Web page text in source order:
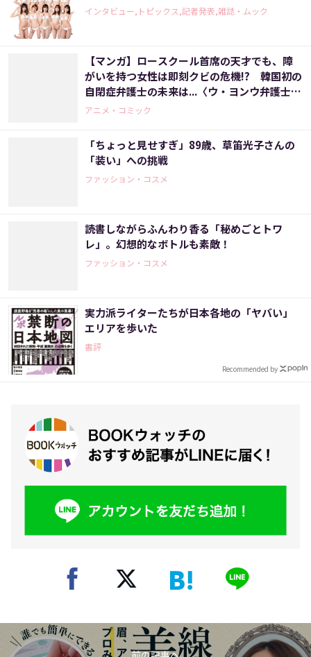
インタビュー,トピックス,記者発表,雑誌・ムック
【マンガ】ロースクール首席の天才でも、障
がいを持つ女性は即刻クビの危機!? 韓国初の
自閉症弁護士の未来は...〈ウ・ヨンウ弁護士は
天才肌(2)〉
アニメ・コミック
「ちょっと見せすぎ」89歳、草笛光子さんの
「装い」への挑戦
ファッション・コスメ
読書しながらふんわり香る「秘めごとトワ
レ」。幻想的なボトルも素敵！
ファッション・コスメ
実力派ライターたちが日本各地の「ヤバい」
エリアを歩いた
書評
Recommended by